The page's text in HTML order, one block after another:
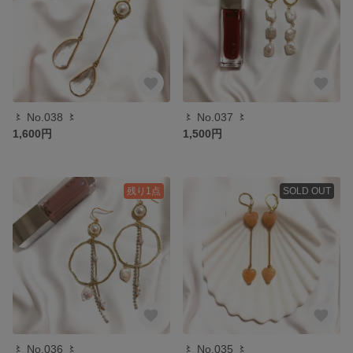
〻 No.038 〻
1,600円
〻 No.037 〻
1,500円
残り1点
〻 No.036 〻
SOLD OUT
〻 No.035 〻